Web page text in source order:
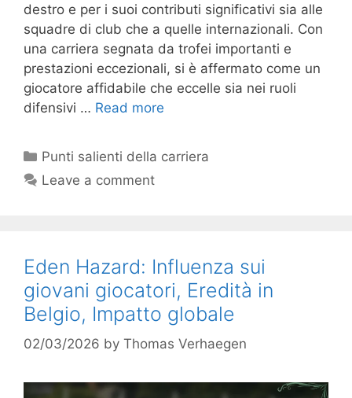
destro e per i suoi contributi significativi sia alle
squadre di club che a quelle internazionali. Con
una carriera segnata da trofei importanti e
prestazioni eccezionali, si è affermato come un
giocatore affidabile che eccelle sia nei ruoli
difensivi … Read more
Categories
Punti salienti della carriera
Leave a comment
Eden Hazard: Influenza sui
giovani giocatori, Eredità in
Belgio, Impatto globale
02/03/2026 by Thomas Verhaegen